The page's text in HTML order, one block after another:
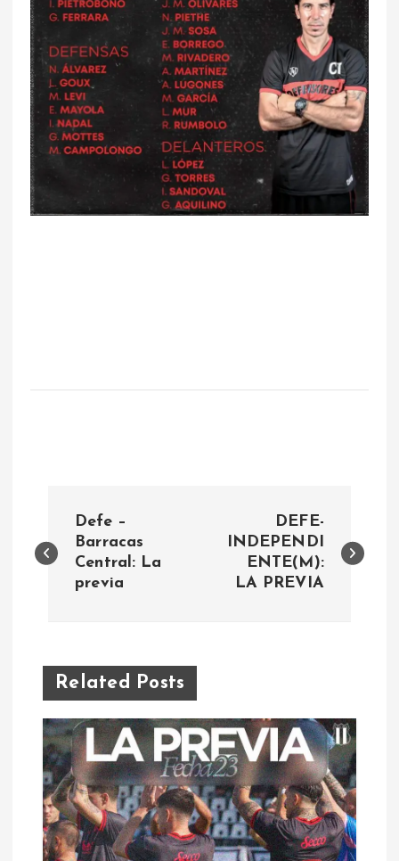
a
a
c
Defe –
Barracas
Central: La
previa
DEFE-
INDEPENDI
ENTE(M):
LA PREVIA
Related Posts